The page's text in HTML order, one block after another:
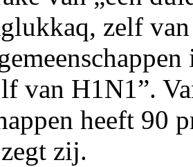
zelf
van H1N1”.
heeft 90
zij.